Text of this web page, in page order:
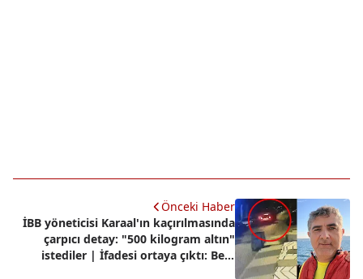
Önceki Haber
İBB yöneticisi Karaal'ın kaçırılmasında
çarpıcı detay: "500 kilogram altın"
istediler | İfadesi ortaya çıktı: Beni